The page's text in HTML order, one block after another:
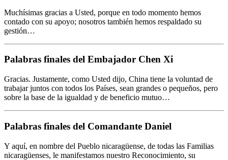
Muchísimas gracias a Usted, porque en todo momento hemos
contado con su apoyo; nosotros también hemos respaldado su
gestión…
Palabras finales del Embajador Chen Xi
Gracias. Justamente, como Usted dijo, China tiene la voluntad de
trabajar juntos con todos los Países, sean grandes o pequeños, pero
sobre la base de la igualdad y de beneficio mutuo…
Palabras finales del Comandante Daniel
Y aquí, en nombre del Pueblo nicaragüense, de todas las Familias
nicaragüenses, le manifestamos nuestro Reconocimiento, su